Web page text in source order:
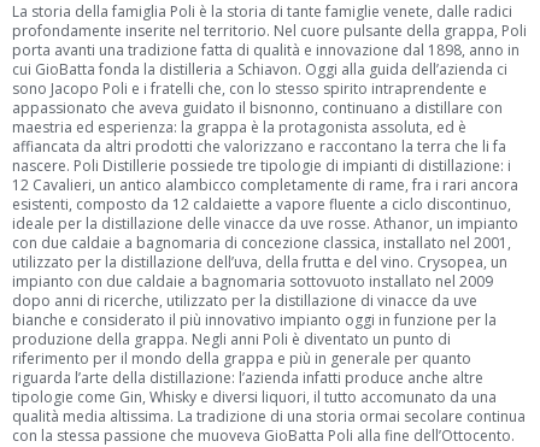
La storia della famiglia Poli è la storia di tante famiglie venete, dalle radici
profondamente inserite nel territorio. Nel cuore pulsante della grappa, Poli
porta avanti una tradizione fatta di qualità e innovazione dal 1898, anno in
cui GioBatta fonda la distilleria a Schiavon. Oggi alla guida dell’azienda ci
sono Jacopo Poli e i fratelli che, con lo stesso spirito intraprendente e
appassionato che aveva guidato il bisnonno, continuano a distillare con
maestria ed esperienza: la grappa è la protagonista assoluta, ed è
affiancata da altri prodotti che valorizzano e raccontano la terra che li fa
nascere. Poli Distillerie possiede tre tipologie di impianti di distillazione: i
12 Cavalieri, un antico alambicco completamente di rame, fra i rari ancora
esistenti, composto da 12 caldaiette a vapore fluente a ciclo discontinuo,
ideale per la distillazione delle vinacce da uve rosse. Athanor, un impianto
con due caldaie a bagnomaria di concezione classica, installato nel 2001,
utilizzato per la distillazione dell’uva, della frutta e del vino. Crysopea, un
impianto con due caldaie a bagnomaria sottovuoto installato nel 2009
dopo anni di ricerche, utilizzato per la distillazione di vinacce da uve
bianche e considerato il più innovativo impianto oggi in funzione per la
produzione della grappa. Negli anni Poli è diventato un punto di
riferimento per il mondo della grappa e più in generale per quanto
riguarda l’arte della distillazione: l’azienda infatti produce anche altre
tipologie come Gin, Whisky e diversi liquori, il tutto accomunato da una
qualità media altissima. La tradizione di una storia ormai secolare continua
con la stessa passione che muoveva GioBatta Poli alla fine dell’Ottocento.